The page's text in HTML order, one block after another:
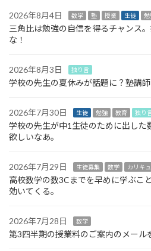
2026年8月4日 数学 塾 授業 生徒 勉
三角比は勉強の自信を得るチャンス
な！
2026年8月3日 独り言
学校の先生の夏休みが話題に？塾講
2026年7月30日 生徒 勉強 教育 独り
学校の先生が中1生徒のために出し
欲しいなあ。
2026年7月29日 生徒募集 数学 カリキ
高校数学の数3Cまでを早めに学ぶこ
効いてくる。
2026年7月28日 数学
第3四半期の授業料のご案内のメール